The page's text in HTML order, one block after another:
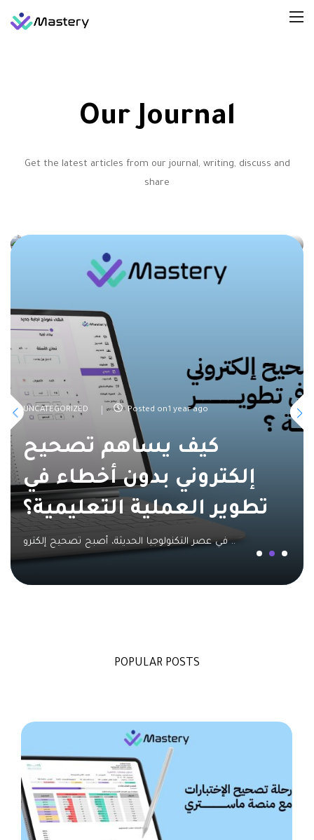
Our Journal
Get the latest articles from our journal, writing, discuss and
share
UNCATEGORIZED Posted on1 year ago
كيف يساهم تصحيح
إلكتروني بدون أخطاء في
تطوير العملية التعليمية؟
في عصر التكنولوجيا الحديثة، أصبح تصحيح إلكترو ..
POPULAR POSTS